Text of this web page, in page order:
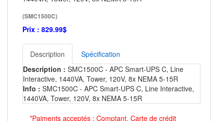
(SMC1500C)
Prix : 829.99$
Description
Spécification
Description : SMC1500C - APC Smart-UPS C, Line
Interactive, 1440VA, Tower, 120V, 8x NEMA 5-15R
Info : SMC1500C - APC Smart-UPS C, Line Interactive,
1440VA, Tower, 120V, 8x NEMA 5-15R
*Paiments acceptés : Comptant, Carte de crédit